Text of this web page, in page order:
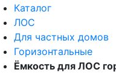
Каталог
ЛОС
Для частных домов
Горизонтальные
Ёмкость для ЛОС